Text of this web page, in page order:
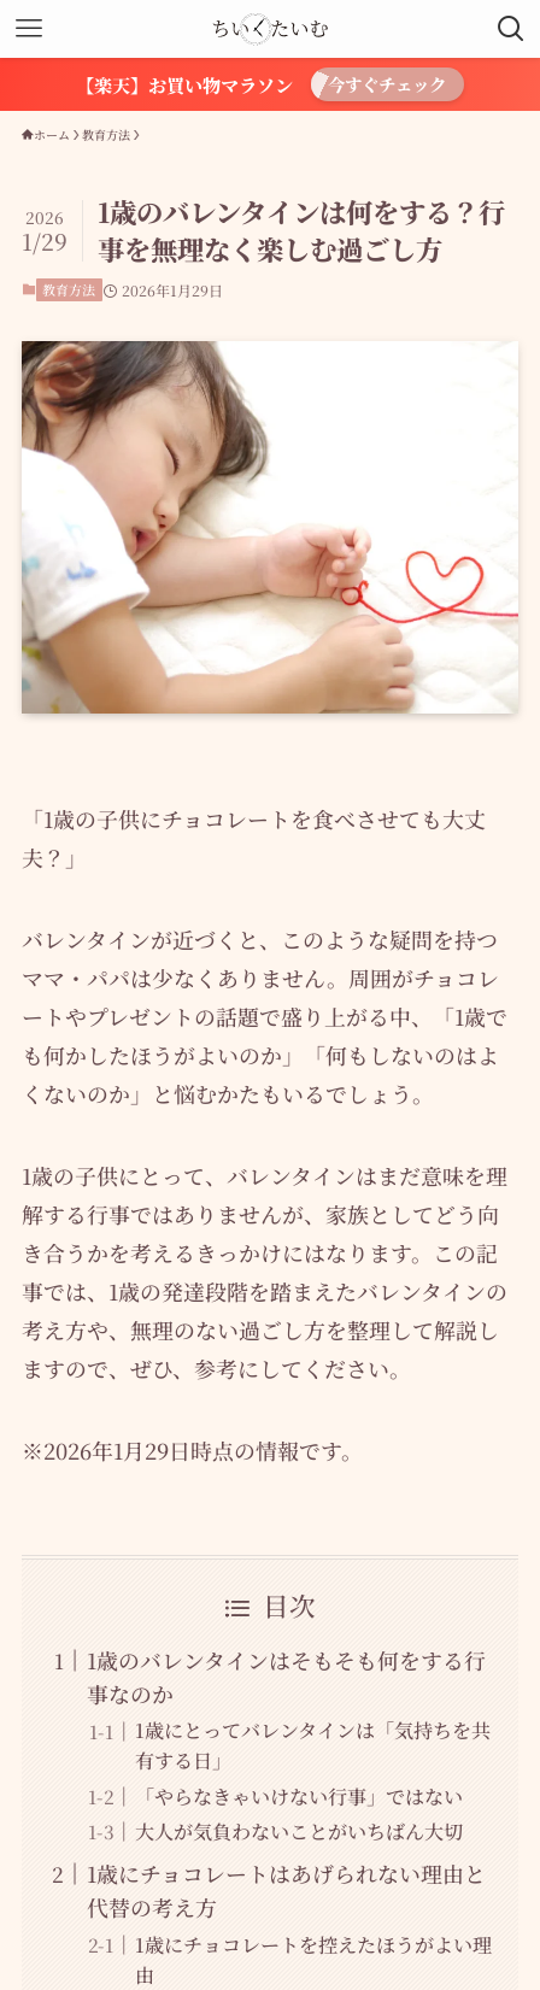
【楽天】お買い物マラソン 今すぐチェック
ホーム 教育方法
1歳のバレンタインは何をする？行
事を無理なく楽しむ過ごし方
2026
1/29
教育方法 2026年1月29日
「1歳の子供にチョコレートを食べさせても大丈
夫？」
バレンタインが近づくと、このような疑問を持つ
ママ・パパは少なくありません。周囲がチョコレ
ートやプレゼントの話題で盛り上がる中、「1歳で
も何かしたほうがよいのか」「何もしないのはよ
くないのか」と悩むかたもいるでしょう。
1歳の子供にとって、バレンタインはまだ意味を理
解する行事ではありませんが、家族としてどう向
き合うかを考えるきっかけにはなります。この記
事では、1歳の発達段階を踏まえたバレンタインの
考え方や、無理のない過ごし方を整理して解説し
ますので、ぜひ、参考にしてください。
※2026年1月29日時点の情報です。
目次
1歳のバレンタインはそもそも何をする行
事なのか
1歳にとってバレンタインは「気持ちを共
有する日」
「やらなきゃいけない行事」ではない
大人が気負わないことがいちばん大切
1歳にチョコレートはあげられない理由と
代替の考え方
1歳にチョコレートを控えたほうがよい理
由